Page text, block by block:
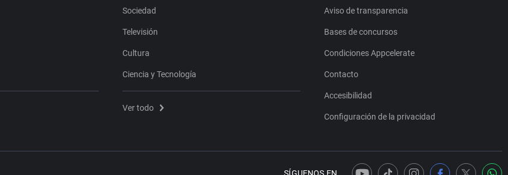
Sociedad
Televisión
Cultura
Ciencia y Tecnología
Ver todo
Aviso de transparencia
Bases de concursos
Condiciones Appcelerate
Contacto
Accesibilidad
Configuración de la privacidad